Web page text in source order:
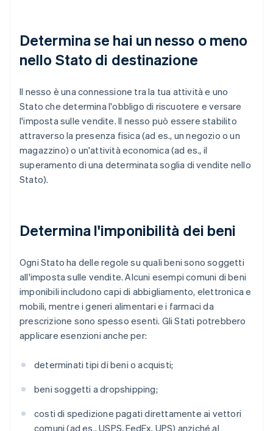
Determina se hai un nesso o meno
nello Stato di destinazione
Il nesso è una connessione tra la tua attività e uno
Stato che determina l'obbligo di riscuotere e versare
l'imposta sulle vendite. Il nesso può essere stabilito
attraverso la presenza fisica (ad es., un negozio o un
magazzino) o un'attività economica (ad es., il
superamento di una determinata soglia di vendite nello
Stato).
Determina l'imponibilità dei beni
Ogni Stato ha delle regole su quali beni sono soggetti
all'imposta sulle vendite. Alcuni esempi comuni di beni
imponibili includono capi di abbigliamento, elettronica e
mobili, mentre i generi alimentari e i farmaci da
prescrizione sono spesso esenti. Gli Stati potrebbero
applicare esenzioni anche per:
determinati tipi di beni o acquisti;
beni soggetti a dropshipping;
costi di spedizione pagati direttamente ai vettori
comuni (ad es., USPS, FedEx, UPS) anziché al